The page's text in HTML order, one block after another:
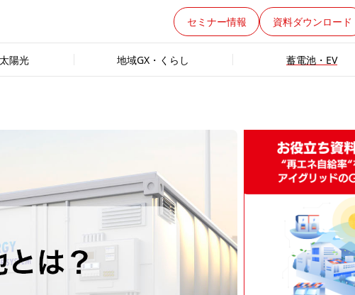
セミナー情報 資料ダウンロード
陽光 地域GX・くらし 蓄電池・EV